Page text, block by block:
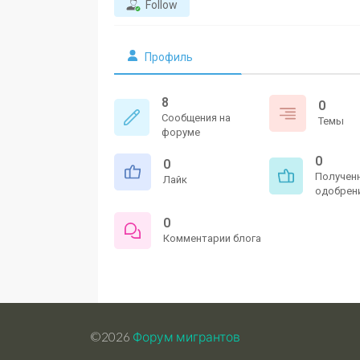
Follow
Профиль
8
Сообщения на
форуме
0
Темы
0
Лайк
0
0
Комментарии блога
©2026 Форум мигрантов